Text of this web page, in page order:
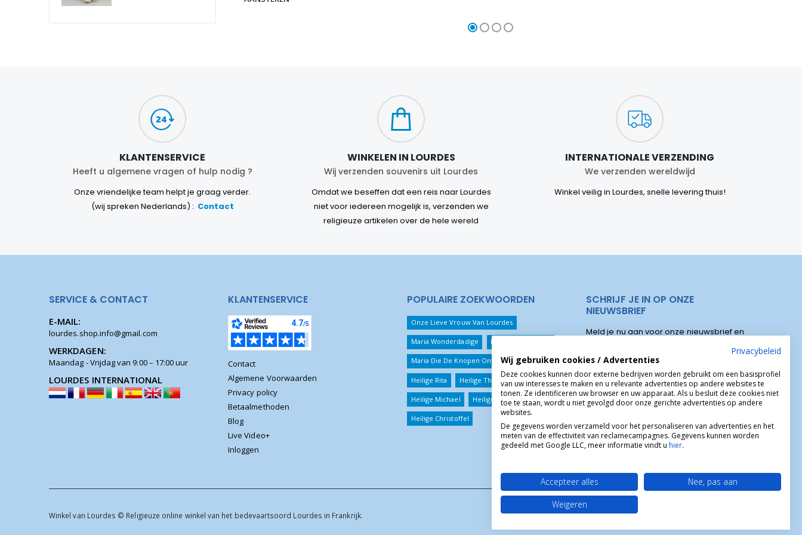
KLANTENSERVICE
Heeft u algemene vragen of hulp nodig ?
Onze vriendelijke team helpt je graag verder.
(wij spreken Nederlands) : Contact
WINKELEN IN LOURDES
Wij verzenden souvenirs uit Lourdes
Omdat we beseffen dat een reis naar Lourdes
niet voor iedereen mogelijk is, verzenden we
religieuze artikelen over de hele wereld
INTERNATIONALE VERZENDING
We verzenden wereldwijd
Winkel veilig in Lourdes, snelle levering thuis!
SERVICE & CONTACT
E-MAIL:
lourdes.shop.info@gmail.com
WERKDAGEN:
Maandag - Vrijdag van 9:00 – 17:00 uur
LOURDES INTERNATIONAL
KLANTENSERVICE
Contact
Algemene Voorwaarden
Privacy policy
Betaalmethoden
Blog
Live Video+
Inloggen
POPULAIRE ZOEKWOORDEN
Onze Lieve Vrouw Van Lourdes
Maria Wonderdadige Beschermengelen
Maria Die De Knopen Ontwart Jezus Christus
Heilige Rita Heilige Theresia
Heilige Michael Heilige Benedictus
Heilige Christoffel
SCHRIJF JE IN OP ONZE
NIEUWSBRIEF
Meld je nu aan voor onze nieuwsbrief en
ontvang onze speciale aanbiedingen,
kortingscodes, nieuwe producten :
Winkel van Lourdes © Religieuze online winkel van het bedevaartsoord Lourdes in Frankrijk.
Privacybeleid
Wij gebruiken cookies / Advertenties
Deze cookies kunnen door externe bedrijven worden gebruikt om een basisprofiel
van uw interesses te maken en u relevante advertenties op andere websites te
tonen. Ze identificeren uw browser en uw apparaat. Als u besluit deze cookies niet
toe te staan, wordt u niet gevolgd door onze gerichte advertenties op andere
websites.
De gegevens worden verzameld voor het personaliseren van advertenties en het
meten van de effectiviteit van reclamecampagnes. Gegevens kunnen worden
gedeeld met Google LLC, meer informatie vindt u hier.
Accepteer alles
Nee, pas aan
Weigeren